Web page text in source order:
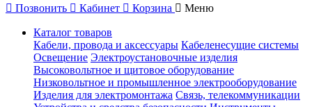
Позвонить
Кабинет Корзина Меню
Каталог товаров
Кабели, провода и аксессуары Кабеленесущие системы
Освещение Электроустановочные изделия
Высоковольтное и щитовое оборудование
Низковольтное и промышленное электрооборудование
Изделия для электромонтажа Связь, телекоммуникации